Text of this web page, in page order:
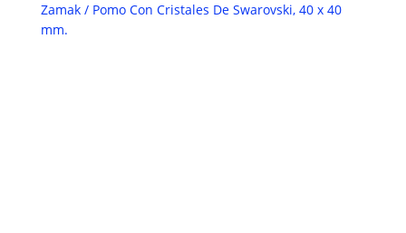
Zamak/ Pomo Con Cristales De Swarovski, 40 x 40
mm.